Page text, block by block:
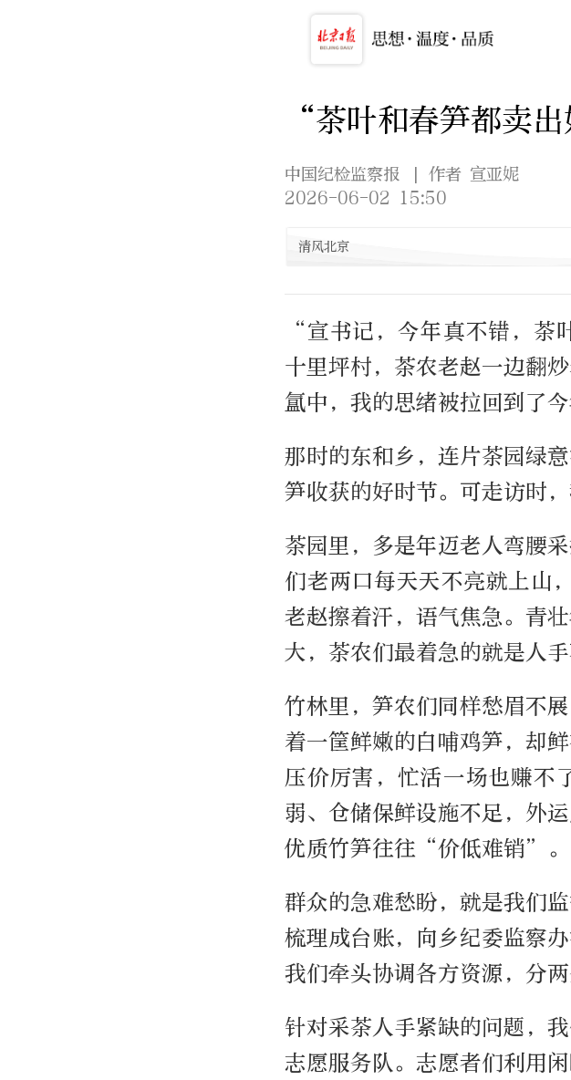
“茶叶和春笋都卖
中国纪检监察报
| 作者 宣亚妮
2026-06-02 15:50
清风北京
“宣书记，今年真不错，
十里坪村，茶农老赵一边翻
氲中，我的思绪被拉回到了今
那时的东和乡，连片茶园绿
笋收获的好时节。可走访时
茶园里，多是年迈老人弯腰
们老两口每天天不亮就上山
老赵擦着汗，语气焦急。青
大，茶农们最着急的就是人
竹林里，笋农们同样愁眉不
着一筐鲜嫩的白哺鸡笋，却
压价厉害，忙活一场也赚
弱、仓储保鲜设施不足，外
优质竹笋往往“价低难销”。
群众的急难愁盼，就是我们
梳理成台账，向乡纪委监察
我们牵头协调各方资源，分
针对采茶人手紧缺的问题，
志愿服务队。志愿者们利用